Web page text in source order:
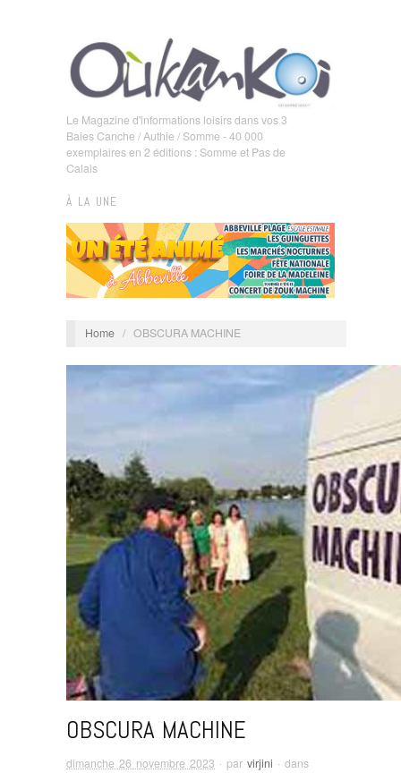
Le Magazine d'informations loisirs dans vos 3
Baies Canche / Authie / Somme - 40 000
exemplaires en 2 éditions : Somme et Pas de
Calais
À LA UNE
Home / OBSCURA MACHINE
OBSCURA MACHINE
dimanche 26 novembre 2023 · par virjini · dans